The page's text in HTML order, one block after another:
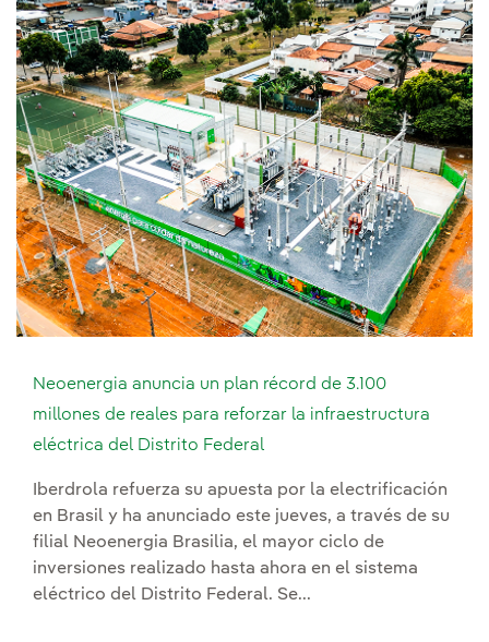
Neoenergia anuncia un plan récord de 3.100
millones de reales para reforzar la infraestructura
eléctrica del Distrito Federal
Iberdrola refuerza su apuesta por la electrificación
en Brasil y ha anunciado este jueves, a través de su
filial Neoenergia Brasilia, el mayor ciclo de
inversiones realizado hasta ahora en el sistema
eléctrico del Distrito Federal. Se...